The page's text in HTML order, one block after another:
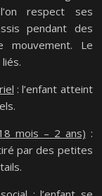
respect ses
pendant des
mouvement. Le
: l’enfant atteint
mois – 2 ans) :
par des petites